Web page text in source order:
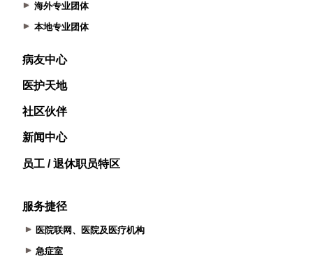
海外专业团体
本地专业团体
病友中心
医护天地
社区伙伴
新闻中心
员工 / 退休职员特区
服务捷径
医院联网、医院及医疗机构
急症室